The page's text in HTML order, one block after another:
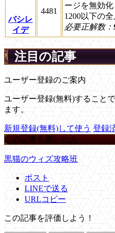
バシレ
イデ
4481
ージを無効化
1200以下の
必要正解数：
注目の記事
ユーザー登録のご案内
ユーザー登録(無料)すること
ます。
新規登録(無料)して使う 登録
この記事を書いた人
黒猫のウィズ攻略班
ポスト
LINEで送る
URLコピー
この記事を評価しよう！